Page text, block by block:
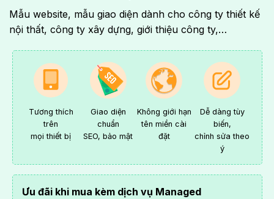
Mẫu website, mẫu giao diện dành cho công ty thiết kế
nội thất, công ty xây dựng, giới thiệu công ty,…
Tương thích
trên
mọi thiết bị
Giao diện
chuẩn
SEO, bảo mật
Không giới hạn
tên miền cài
đặt
Dễ dàng tùy
biến,
chỉnh sửa theo
ý
Ưu đãi khi mua kèm dịch vụ Managed